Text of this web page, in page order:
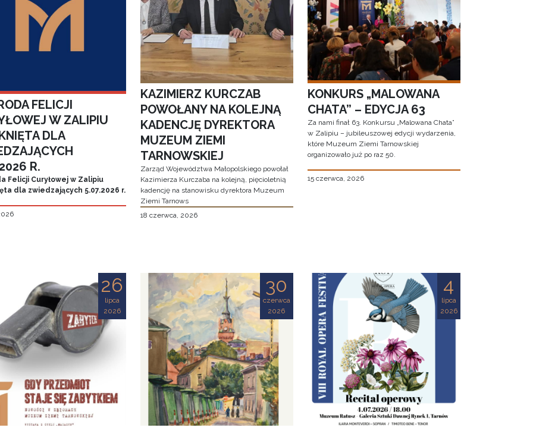
FELICJI
W ZALIPIU
DLA
R.
Felicji Curyłowej w Zalipiu
dla zwiedzających 5.07.2026 r.
KAZIMIERZ KURCZAB
POWOŁANY NA KOLEJNĄ
KADENCJĘ DYREKTORA
MUZEUM ZIEMI
TARNOWSKIEJ
Zarząd Województwa Małopolskiego powołał
Kazimierza Kurczaba na kolejną, pięcioletnią
kadencję na stanowisku dyrektora Muzeum
Ziemi Tarnows
18 czerwca, 2026
KONKURS „MALOWANA
CHATA” – EDYCJA 63
Za nami finał 63. Konkursu „Malowana Chata”
w Zalipiu – jubileuszowej edycji wydarzenia,
które Muzeum Ziemi Tarnowskiej
organizowało już po raz 50.
15 czerwca, 2026
26
lipca
2026
30
czerwca
2026
4
lipca
2026